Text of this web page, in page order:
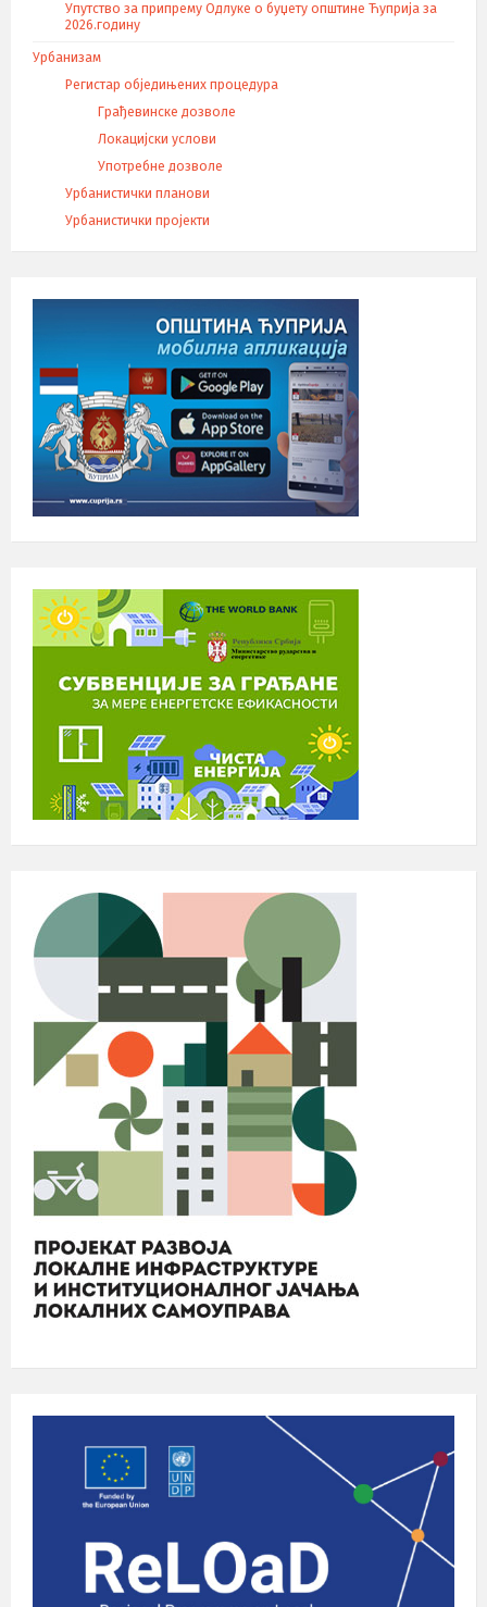
Упутство за припрему Одлуке о буџету општине Ћуприја за
2026.годину
Урбанизам
Регистар обједињених процедура
Грађевинске дозволе
Локацијски услови
Употребне дозволе
Урбанистички планови
Урбанистички пројекти